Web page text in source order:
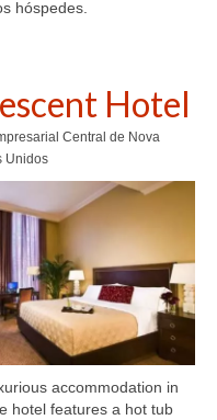
hóspedes.
Hotel
Central de Nova
Unidos
accommodation in
hotel features a hot tub